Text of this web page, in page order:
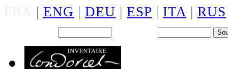
| ENG | DEU | ESP | ITA | RUS